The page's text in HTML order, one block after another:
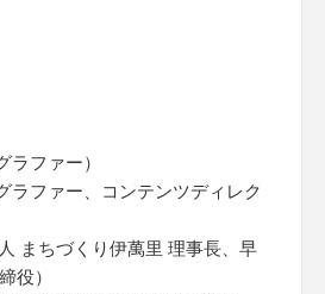
ラファー）
ラファー、コンテンツディレク
まちづくり伊萬里 理事長、早
役）